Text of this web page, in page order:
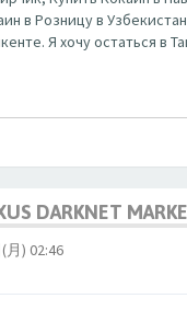
в Розницу в
Я хочу остаться в
DARKNET
月) 02:46